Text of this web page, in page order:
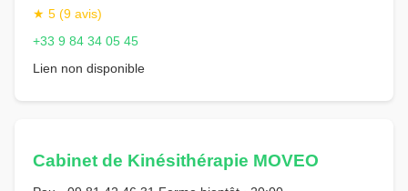
★ 5 (9 avis)
+33 9 84 34 05 45
Lien non disponible
Cabinet de Kinésithérapie MOVEO